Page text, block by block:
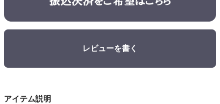
レビューを書く
アイテム説明